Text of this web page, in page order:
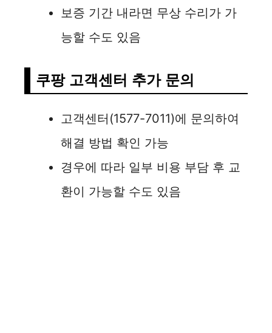
보증 기간 내라면 무상 수리가 가
능할 수도 있음
쿠팡 고객센터 추가 문의
고객센터(1577-7011)에 문의하여
해결 방법 확인 가능
경우에 따라 일부 비용 부담 후 교
환이 가능할 수도 있음